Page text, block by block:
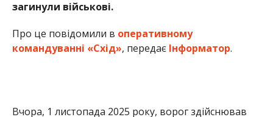
загинули військові.
Про це повідомили в оперативному
командуванні «Схід», передає Інформатор.
Вчора, 1 листопада 2025 року, ворог здійснював